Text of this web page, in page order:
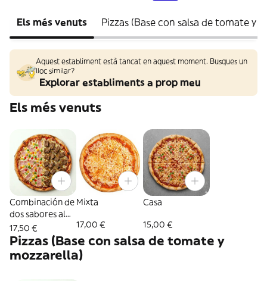
Els més venuts Pizzas (Base con salsa de tomate y
Aquest establiment està tancat en aquest moment. Busques un
lloc similar?
Explorar establiments a prop meu
Els més venuts
Combinación de
dos sabores al
gusto
17,50 €
Mixta
17,00 €
Casa
15,00 €
Pizzas (Base con salsa de tomate y
mozzarella)